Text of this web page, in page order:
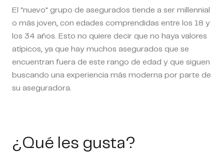
El "nuevo" grupo de asegurados tiende a ser millennial
o más joven, con edades comprendidas entre los 18 y
los 34 años. Esto no quiere decir que no haya valores
atípicos, ya que hay muchos asegurados que se
encuentran fuera de este rango de edad y que siguen
buscando una experiencia más moderna por parte de
su aseguradora.
¿Qué les gusta?